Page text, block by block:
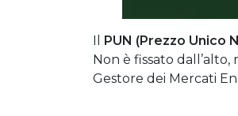
Il PUN (Prezzo Unico
Non è fissato
Gestore dei Mercati